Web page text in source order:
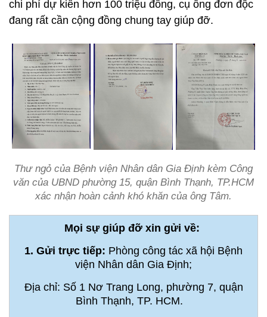
chi phí dự kiến hơn 100 triệu đồng, cụ ông đơn độc
đang rất cần cộng đồng chung tay giúp đỡ.
Thư ngỏ của Bệnh viện Nhân dân Gia Định kèm Công
văn của UBND phường 15, quận Bình Thạnh, TP.HCM
xác nhận hoàn cảnh khó khăn của ông Tâm.
Mọi sự giúp đỡ xin gửi về:
1. Gửi trực tiếp: Phòng công tác xã hội Bệnh
viện Nhân dân Gia Định;
Địa chỉ: Số 1 Nơ Trang Long, phường 7, quận
Bình Thạnh, TP. HCM.